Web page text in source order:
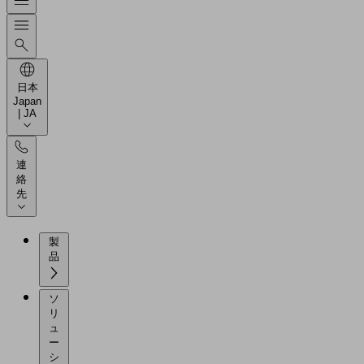
日本
Japan
| JA
連
絡
先
製
ソ
リ
ュ
ー
シ